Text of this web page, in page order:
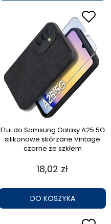
Etui do Samsung Galaxy A25 5G
silikonowe skórzane Vintage
czarne ze szkłem
18,02 zł
DO KOSZYKA